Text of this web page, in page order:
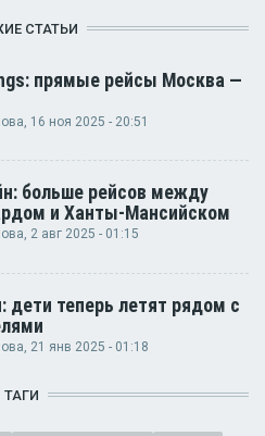
СТАТЬИ
прямые рейсы Москва —
, 16 ноя 2025 - 20:51
больше рейсов между
и Ханты-Мансийском
, 2 авг 2025 - 01:15
дети теперь летят рядом с
, 21 янв 2025 - 01:18
ТАГИ